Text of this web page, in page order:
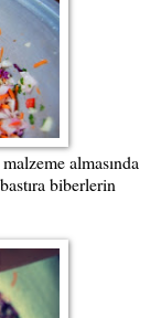
almasında
biberlerin